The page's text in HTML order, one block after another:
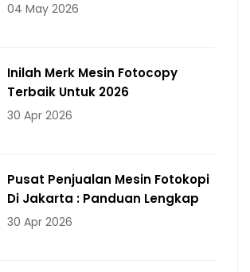
04 May 2026
Inilah Merk Mesin Fotocopy
Terbaik Untuk 2026
30 Apr 2026
Pusat Penjualan Mesin Fotokopi
Di Jakarta : Panduan Lengkap
30 Apr 2026